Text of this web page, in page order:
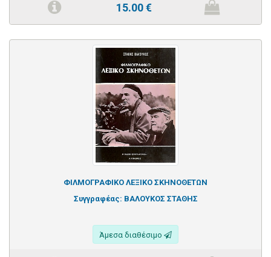
15.00€
ΦΙΛΜΟΓΡΑΦΙΚΟ ΛΕΞΙΚΟ ΣΚΗΝΟΘΕΤΩΝ
Συγγραφέας: ΒΑΛΟΥΚΟΣ ΣΤΑΘΗΣ
Άμεσα διαθέσιμο